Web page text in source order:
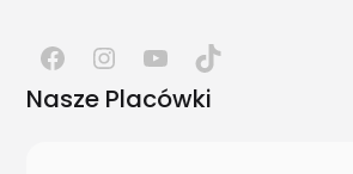
Nasze Placówki